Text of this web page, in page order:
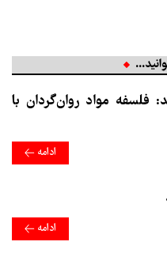
مواد روان‌گردان با
ادامه
ادامه